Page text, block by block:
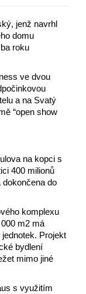
jenž navrhl
domu
roku
ve dvou
a na Svatý
“open show
na kopci s
400 milionů
do
komplexu
m2 má
Projekt
bydlení
mimo jiné
s využitím